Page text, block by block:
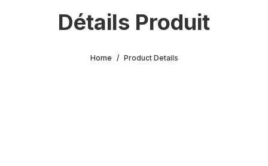
Détails Produit
Home Product Details